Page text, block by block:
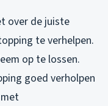
over de juiste
te verhelpen.
op te lossen.
goed verholpen